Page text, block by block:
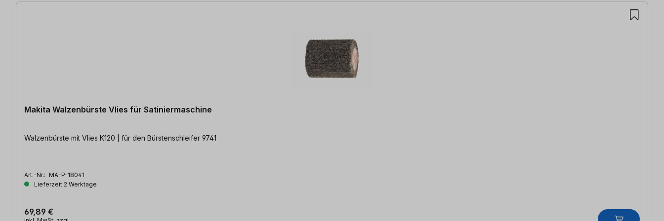
Makita Walzenbürste Vlies für Satiniermaschine
Walzenbürste mit Vlies K120 | für den Bürstenschleifer 9741
Art.-Nr.: MA-P-18041
Lieferzeit 2 Werktage
69,89 €